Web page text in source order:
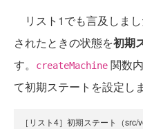
リスト1でも言及しま
されたときの状態を初期
す。
createMachine 関数
て初期ステートを設定し
［リスト4］初期ステート（src/